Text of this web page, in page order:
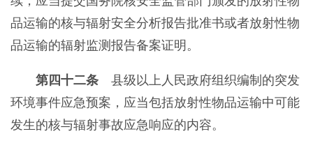
品运输的核与辐射安全分析报告批准书或者放射性物
品运输的辐射监测报告备案证明。
第四十二条县级以上人民政府组织编制的突发
环境事件应急预案，应当包括放射性物品运输中可能
发生的核与辐射事故应急响应的内容。